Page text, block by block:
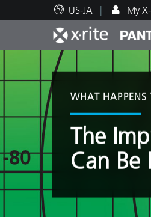
US-JA My
人気製品ランキ
印刷＆パッケー
テクニカルサポ
教育関連資料
WHAT HAPPENS
The
Can Be